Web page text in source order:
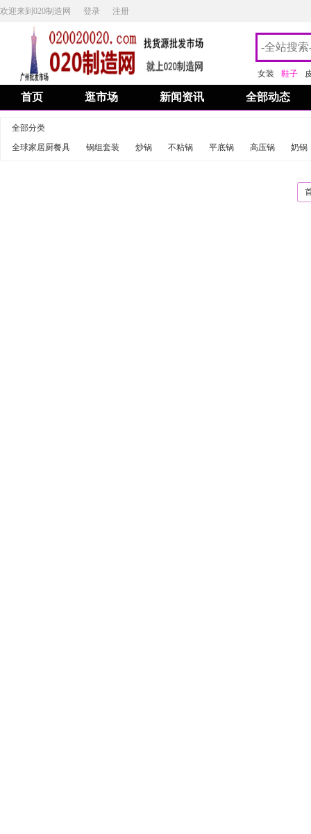
欢迎来到020制造网 登录 注册
女装 鞋子
首页 逛市场 新闻资讯 全部动态
全部分类
全球家居厨餐具
锅组套装 炒锅 不粘锅 平底锅 高压锅 奶锅